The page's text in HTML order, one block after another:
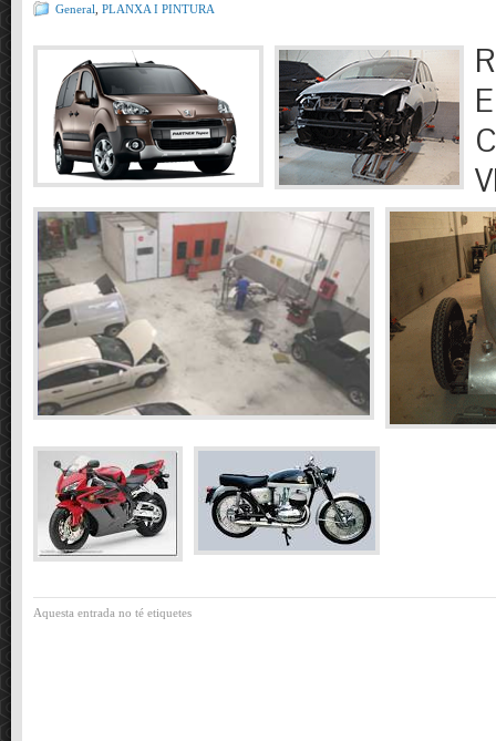
General PLANXA I PINTURA
Aquesta entrada no té etiquetes